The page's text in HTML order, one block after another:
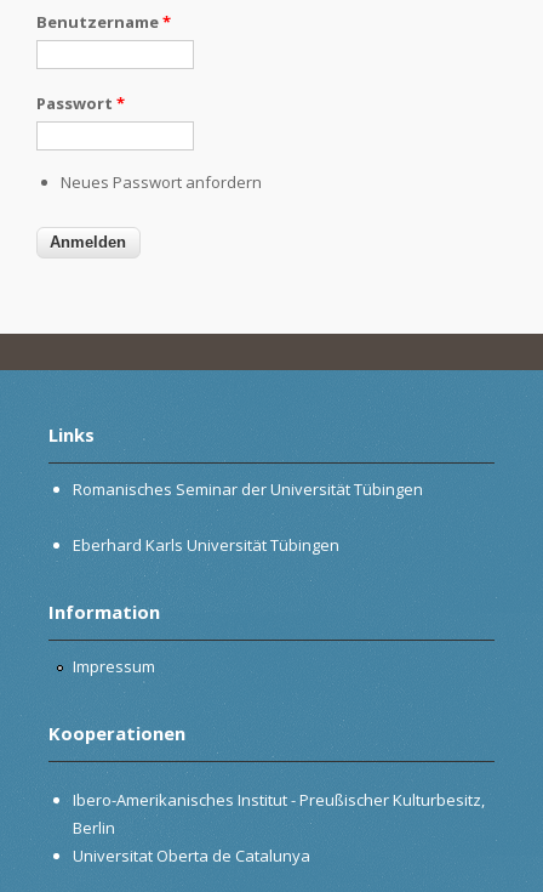
Benutzername*
Passwort *
Neues Passwort anfordern
Links
Romanisches Seminar der Universität Tübingen
Eberhard Karls Universität Tübingen
Information
Impressum
Kooperationen
Ibero-Amerikanisches Institut - Preußischer Kulturbesitz,
Berlin
Universitat Oberta de Catalunya